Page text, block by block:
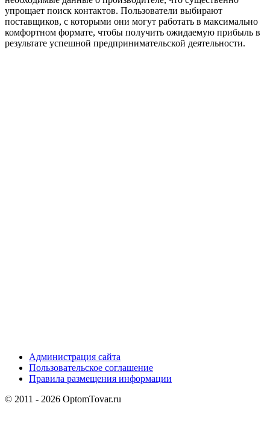
упрощает поиск контактов. Пользователи выбирают
поставщиков, с которыми они могут работать в максимально
комфортном формате, чтобы получить ожидаемую прибыль в
результате успешной предпринимательской деятельности.
Администрация сайта
Пользовательское соглашение
Правила размещения информации
© 2011 - 2026 OptomTovar.ru